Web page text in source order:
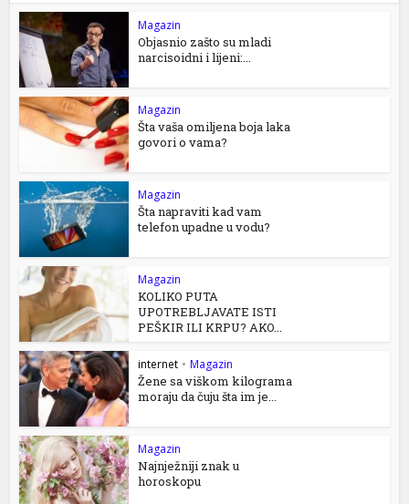
Magazin
Objasnio zašto su mladi
narcisoidni i lijeni:...
Magazin
Šta vaša omiljena boja laka
govori o vama?
Magazin
Šta napraviti kad vam
telefon upadne u vodu?
Magazin
KOLIKO PUTA
UPOTREBLJAVATE ISTI
PEŠKIR ILI KRPU? AKO...
internet • Magazin
Žene sa viškom kilograma
moraju da čuju šta im je...
Magazin
Najnježniji znak u
horoskopu